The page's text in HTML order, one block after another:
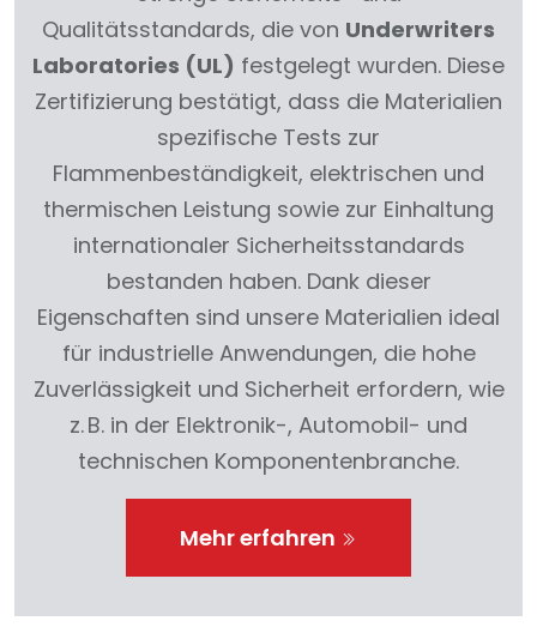
Qualitätsstandards, die von Underwriters
Laboratories (UL) festgelegt wurden. Diese
Zertifizierung bestätigt, dass die Materialien
spezifische Tests zur
Flammenbeständigkeit, elektrischen und
thermischen Leistung sowie zur Einhaltung
internationaler Sicherheitsstandards
bestanden haben. Dank dieser
Eigenschaften sind unsere Materialien ideal
für industrielle Anwendungen, die hohe
Zuverlässigkeit und Sicherheit erfordern, wie
z. B. in der Elektronik-, Automobil- und
technischen Komponentenbranche.
Mehr erfahren